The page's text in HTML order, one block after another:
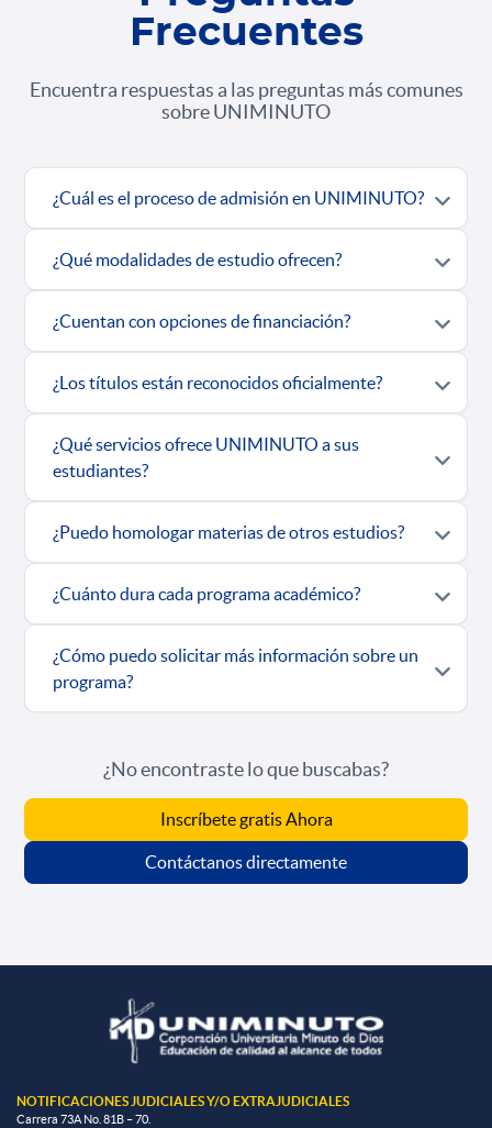
Frecuentes
Encuentra respuestas a las preguntas más comunes
sobre UNIMINUTO
¿Cuál es el proceso de admisión en UNIMINUTO?
¿Qué modalidades de estudio ofrecen?
¿Cuentan con opciones de financiación?
¿Los títulos están reconocidos oficialmente?
¿Qué servicios ofrece UNIMINUTO a sus
estudiantes?
¿Puedo homologar materias de otros estudios?
¿Cuánto dura cada programa académico?
¿Cómo puedo solicitar más información sobre un
programa?
¿No encontraste lo que buscabas?
Inscríbete gratis Ahora
Contáctanos directamente
NOTIFICACIONES JUDICIALES Y/O EXTRAJUDICIALES
Carrera 73A No. 81B – 70.